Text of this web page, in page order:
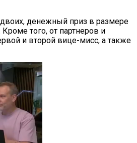
денежный приз в размере
того, от партнеров и
и второй вице-мисс, а также